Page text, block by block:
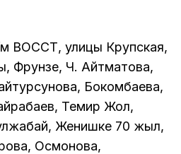
ВОССТ, улицы Крупская,
Фрунзе, Ч. Айтматова,
Бокомбаева,
Темир Жол,
Женишке 70 жыл,
Осмонова,